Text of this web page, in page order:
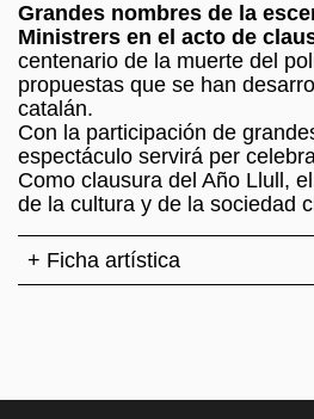
Grandes nombres de la
Ministrers en el acto de
centenario de la muerte del
propuestas que se han
catalán.
Con la participación de
espectáculo servirá per
Como clausura del Año Llull,
de la cultura y de la sociedad
+ Ficha artística